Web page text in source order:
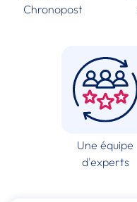
Chronopost
Une équipe
d'experts